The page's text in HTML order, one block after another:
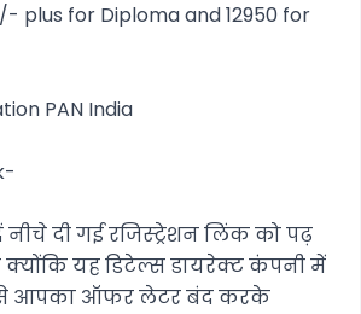
plus for Diploma and 12950 for
PAN India
नीचे दी गई रजिस्ट्रेशन लिंक को पढ़
यह डिटेल्स डायरेक्ट कंपनी में
से आपका ऑफर लेटर बंद करके